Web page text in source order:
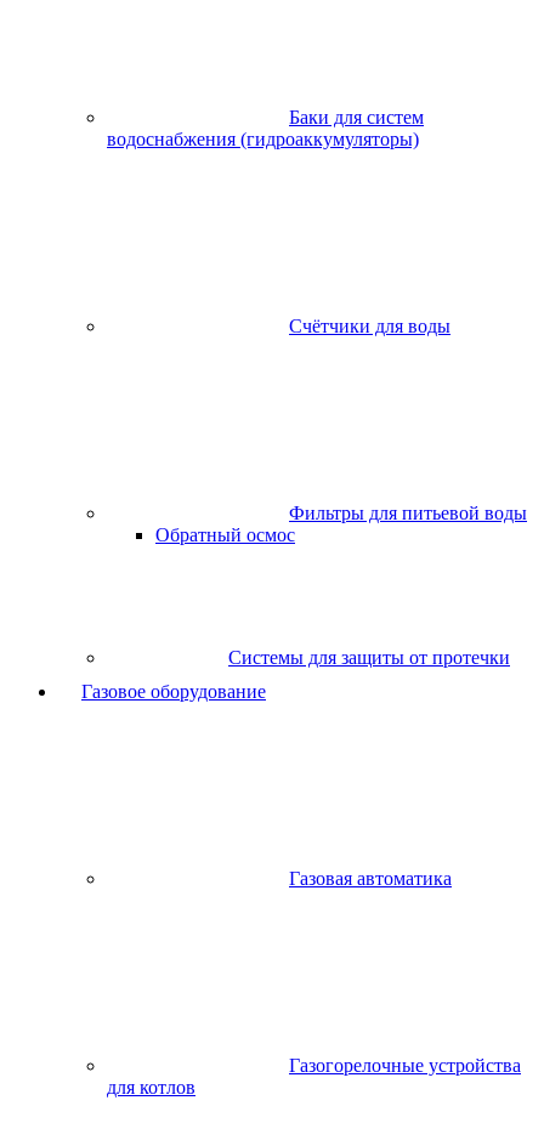
Баки для систем
водоснабжения (гидроаккумуляторы)
Счётчики для воды
Фильтры для питьевой воды
Обратный осмос
Системы для защиты от протечки
Газовое оборудование
Газовая автоматика
Газогорелочные устройства
для котлов